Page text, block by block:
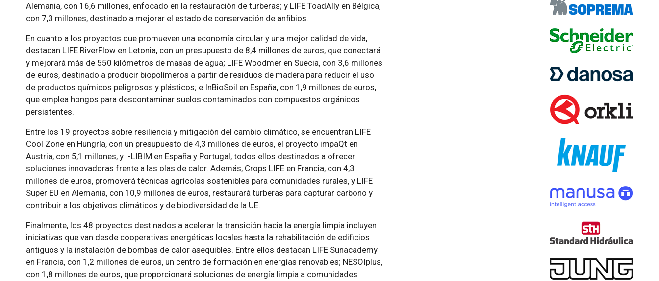
Alemania, con 16,6 millones, enfocado en la restauración de turberas; y LIFE ToadAlly en Bélgica,
con 7,3 millones, destinado a mejorar el estado de conservación de anfibios.
En cuanto a los proyectos que promueven una economía circular y una mejor calidad de vida,
destacan LIFE RiverFlow en Letonia, con un presupuesto de 8,4 millones de euros, que conectará
y mejorará más de 550 kilómetros de masas de agua; LIFE Woodmer en Suecia, con 3,6 millones
de euros, destinado a producir biopolímeros a partir de residuos de madera para reducir el uso
de productos químicos peligrosos y plásticos; e InBioSoil en España, con 1,9 millones de euros,
que emplea hongos para descontaminar suelos contaminados con compuestos orgánicos
persistentes.
Entre los 19 proyectos sobre resiliencia y mitigación del cambio climático, se encuentran LIFE
Cool Zone en Hungría, con un presupuesto de 4,3 millones de euros, el proyecto impaQt en
Austria, con 5,1 millones, y I-LIBIM en España y Portugal, todos ellos destinados a ofrecer
soluciones innovadoras frente a las olas de calor. Además, Crops LIFE en Francia, con 4,3
millones de euros, promoverá técnicas agrícolas sostenibles para comunidades rurales, y LIFE
Super EU en Alemania, con 10,9 millones de euros, restaurará turberas para capturar carbono y
contribuir a los objetivos climáticos y de biodiversidad de la UE.
Finalmente, los 48 proyectos destinados a acelerar la transición hacia la energía limpia incluyen
iniciativas que van desde cooperativas energéticas locales hasta la rehabilitación de edificios
antiguos y la instalación de bombas de calor asequibles. Entre ellos destacan LIFE Sunacademy
en Francia, con 1,2 millones de euros, un centro de formación en energías renovables; NESOIplus,
con 1,8 millones de euros, que proporcionará soluciones de energía limpia a comunidades